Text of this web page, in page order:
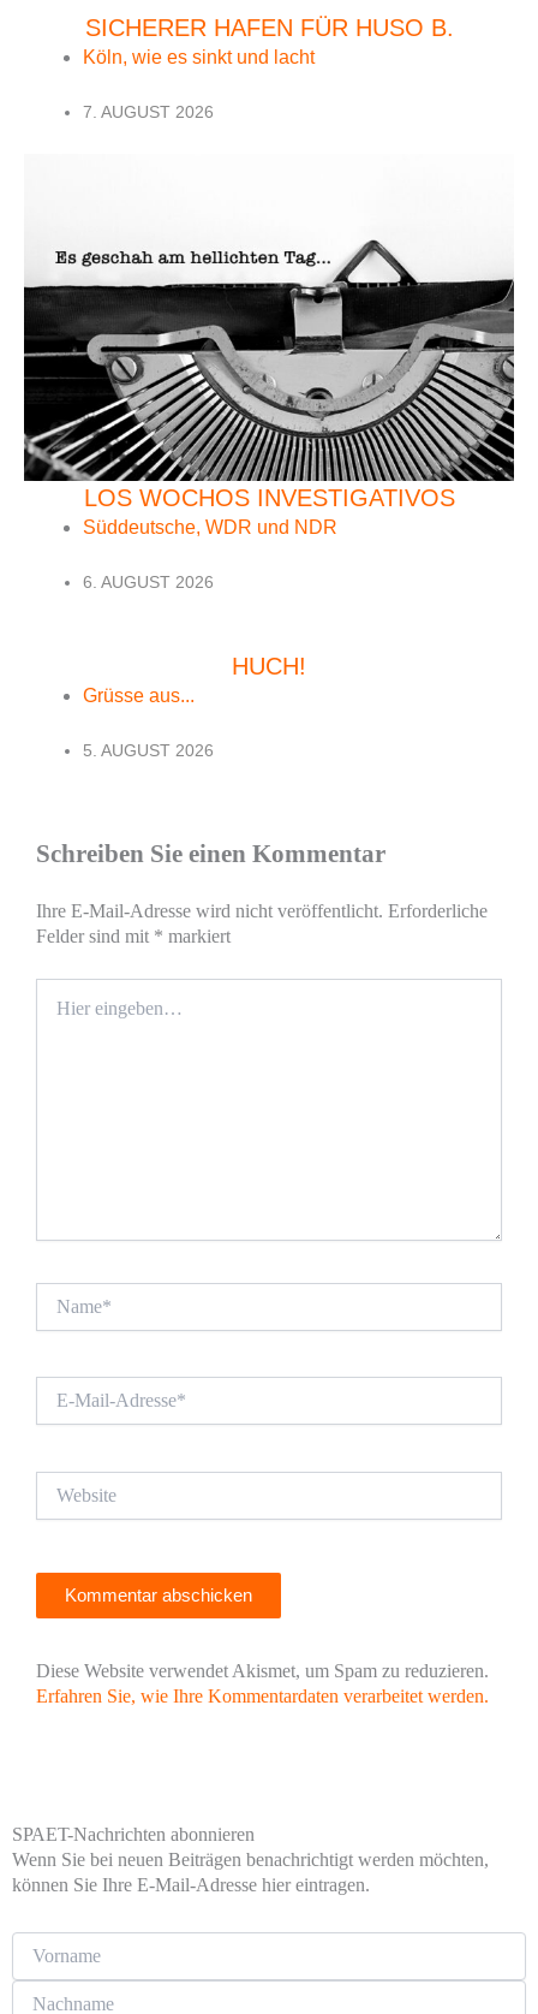
SICHERER HAFEN FÜR HUSO B.
Köln, wie es sinkt und lacht
7. AUGUST 2026
LOS WOCHOS INVESTIGATIVOS
Süddeutsche, WDR und NDR
6. AUGUST 2026
HUCH!
Grüsse aus...
5. AUGUST 2026
Schreiben Sie einen Kommentar
Ihre E-Mail-Adresse wird nicht veröffentlicht. Erforderliche
Felder sind mit * markiert
eingeben…
Mail-
Diese Website verwendet Akismet, um Spam zu reduzieren.
Erfahren Sie, wie Ihre Kommentardaten verarbeitet werden.
SPAET-Nachrichten abonnieren
Wenn Sie bei neuen Beiträgen benachrichtigt werden möchten,
können Sie Ihre E-Mail-Adresse hier eintragen.